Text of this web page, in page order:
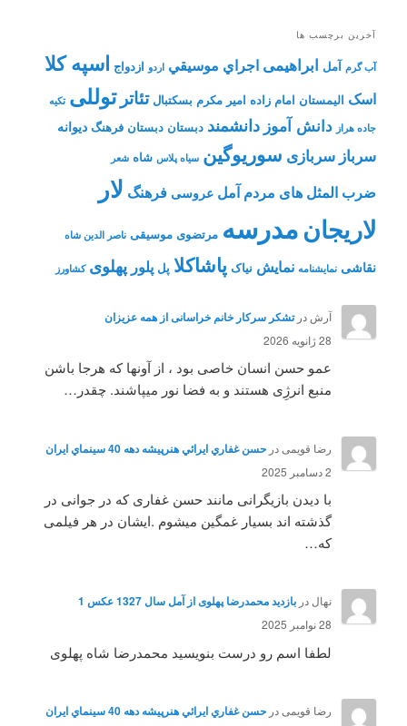
آخرین برچسب ها
آب گرم آمل ابراهیمی اجراي موسيقي اردو ازدواج اسپه کلا
اسک الیمستان امام زاده امیر مکرم بسکتبال تئاتر توللی تکیه
جاده هراز دانش آموز دانشمند دبستان دبستان فرهنگ دیوانه
سرباز سربازی سوریوگین سیاه پلاس شاه شعر
ضرب المثل های مردم آمل عروسی فرهنگ لار
لاریجانمدرسه مرتضوی موسیقی ناصر الدین شاه
نقاشی نمايشنامه نمایش نیاک پاشاکلا پل پلور پهلوی کشاورز
آرش درتشکر سرکار خانم خراسانی از همه عزیزان
28 ژانویه 2026
عمو حسن انسان خاصی بود ، از آونها که هرجا باشن
منبع انرژِی هستند و به فضا نور میپاشند. چقدر…
رضا قویمی در حسن غفاري ايرائي هنرپيشه دهه 40 سينماي ايران
2 دسامبر 2025
با دیدن بازیگرانی مانند حسن غفاری که در جوانی در
گذشته اند بسیار غمگین میشوم .ایشان در هر فیلمی
که…
نهال در بازدید محمدرضا پهلوی از آمل سال 1327 عکس 1
28 نوامبر 2025
لطفا اسم رو درست بنویسید محمدرضا شاه پهلوی
رضا قویمی در حسن غفاري ايرائي هنرپيشه دهه 40 سينماي ايران